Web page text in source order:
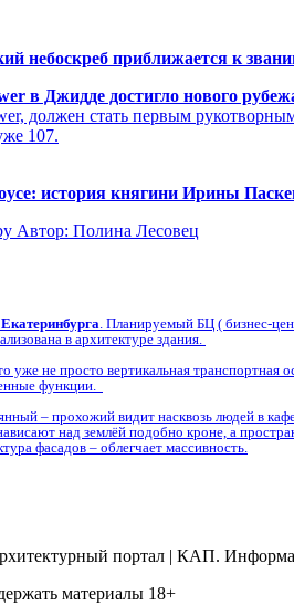
небоскреб приближается к
в Джидде достигло нового
должен стать первым
107.
история княгини Ирины
Автор: Полина Лесовец
. Планируемый БЦ ( бизнес-
в архитектуре здания.
уже не просто вертикальная транспортная
функции.
– прохожий видит насквозь людей в
над землёй подобно кроне, а
фасадов – облегчает массивность.
портал | КАП.
материалы 18+